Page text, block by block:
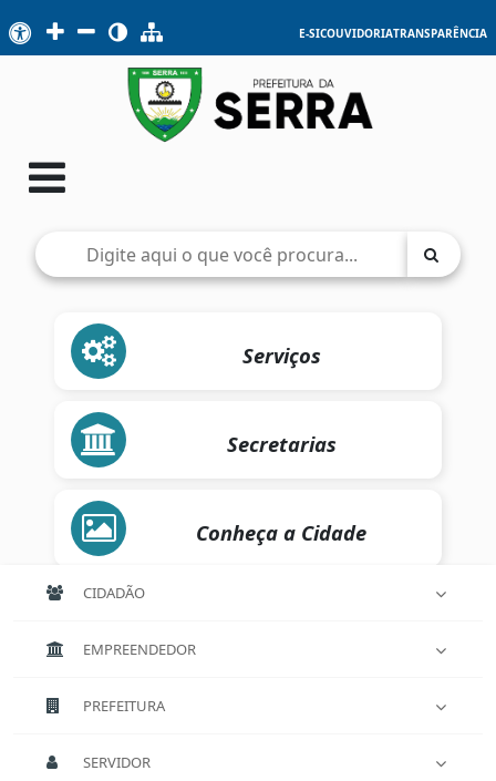
E-SICOUVIDORIATRANSPARÊNCIA
Serviços
Secretarias
Conheça a Cidade
CIDADÃO
EMPREENDEDOR
PREFEITURA
SERVIDOR